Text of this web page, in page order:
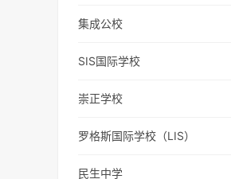
集成公校
SIS国际学校
崇正学校
罗格斯国际学校（LIS）
民生中学